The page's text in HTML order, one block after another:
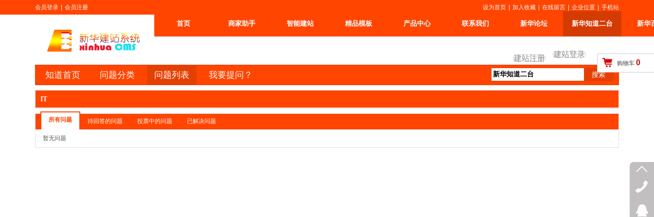
建站注册 建站登录
购物车 0
首页 商家助手 智能建站 精品模板 产品中心 联系我们 新华论坛 新华知道二台 新华
会员登录 会员注册 设为首页 加入收藏 在线留言 企业位置 手机站
知道首页 问题分类 问题列表 我要提问？
IT
所有问题 待回答的问题 投票中的问题 已解决问题
暂无问题